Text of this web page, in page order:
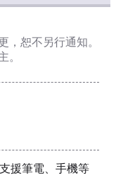
，恕不另行通知。
。
援筆電、手機等